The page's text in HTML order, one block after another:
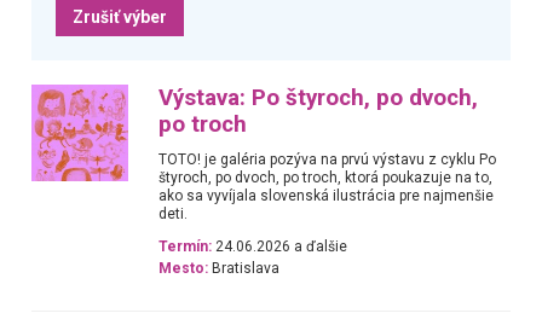
Zrušiť výber
Výstava: Po štyroch, po dvoch,
po troch
TOTO! je galéria pozýva na prvú výstavu z cyklu Po
štyroch, po dvoch, po troch, ktorá poukazuje na to,
ako sa vyvíjala slovenská ilustrácia pre najmenšie
deti.
Termín: 24.06.2026 a ďalšie
Mesto: Bratislava